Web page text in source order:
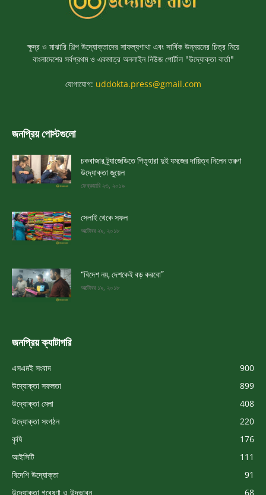
ক্ষুদ্র ও মাঝারি শিল্প উদ্যোক্তাদের সাফল্যগাথা এবং সার্বিক উন্নয়নের চিত্র নিয়ে
বাংলাদেশের সর্বপ্রথম ও একমাত্র অনলাইন নিউজ পোর্টাল "উদ্যোক্তা বার্তা"
যোগাযোগ: uddokta.press@gmail.com
জনপ্রিয় পোস্টগুলো
চকবাজার ট্র্যাজেডিতে পিতৃহারা দুই যমজের দায়িত্ব নিলেন তরুণ
উদ্যোক্তা জুয়েল
ফেব্রুয়ারি ২৩, ২০১৯
সেলাই থেকে সফল
অক্টোবর ২৯, ২০১৮
“বিদেশ নয়, দেশকেই বড় করবো”
অক্টোবর ১৯, ২০১৮
জনপ্রিয় ক্যাটাগরি
এসএমই সংবাদ
900
উদ্যোক্তা সফলতা
899
উদ্যোক্তা মেলা
408
উদ্যোক্তা সংগঠন
220
কৃষি
176
আইসিটি
111
বিদেশি উদ্যোক্তা
91
উদ্যোক্তা গবেষণা ও উদ্ভাবন
68